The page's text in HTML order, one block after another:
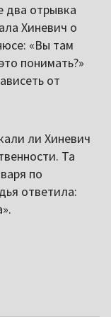
два отрывка
Хиневич о
«Вы там
понимать?»
от
ли Хиневич
Та
по
ответила: